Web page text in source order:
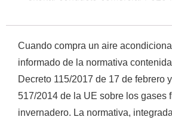
Cuando compra un aire
informado de la normativa
Decreto 115/2017 de 17 de febrero
517/2014 de la UE sobre los gases
invernadero. La normativa,